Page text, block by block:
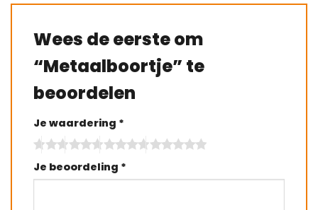
Wees de eerste om
“Metaalboortje” te
beoordelen
Je waardering *
Je beoordeling *